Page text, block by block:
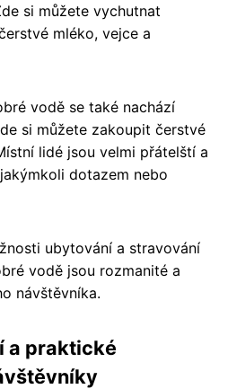
si můžete vychutnat
mléko, vejce a
vodě se také nachází
si můžete zakoupit čerstvé
lidé jsou velmi přátelští a
dotazem nebo
ubytování a stravování
vodě jsou rozmanité a
návštěvníka.
a praktické